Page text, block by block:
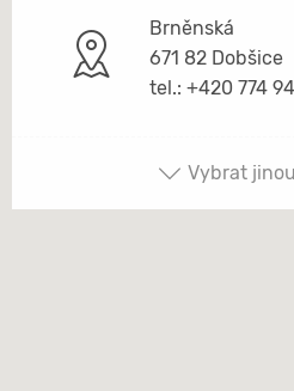
Brněnská
671 82 Dobšice
tel.: +420 774
Vybrat